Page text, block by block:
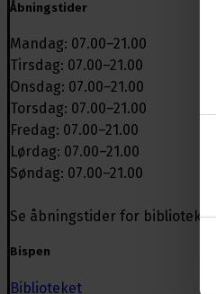
Åbningstider
Mandag: 07.00–21.00
Tirsdag: 07.00–21.00
Onsdag: 07.00–21.00
Torsdag: 07.00–21.00
Fredag: 07.00–21.00
Lørdag: 07.00–21.00
Søndag: 07.00–21.00
Se åbningstider for biblioteket
Bispen
Biblioteket